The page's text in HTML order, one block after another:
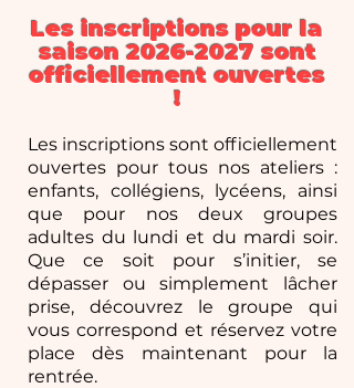
Les inscriptions pour la
saison2026-2027 sont
officiellement ouvertes
!
Les inscriptions sont officiellement
ouvertes pour tous nos ateliers :
enfants, collégiens, lycéens, ainsi
que pour nos deux groupes
adultes du lundi et du mardi soir.
Que ce soit pour s’initier, se
dépasser ou simplement lâcher
prise, découvrez le groupe qui
vous correspond et réservez votre
place dès maintenant pour la
rentrée.